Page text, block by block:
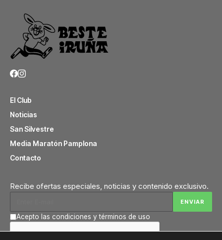
El Club
Noticias
San Silvestre
Media Maratón Pamplona
Contacto
Recibe ofertas especiales, noticias y contenido exclusivo.
Acepto las condiciones y términos de uso